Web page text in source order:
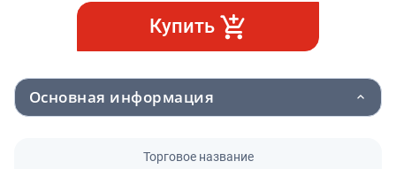
Купить
Основная информация
Торговое название